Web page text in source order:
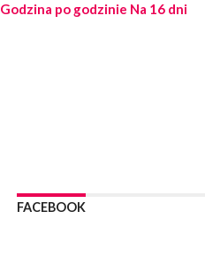
23 lipca 2026
POWIAT PROSZOWICE.
WYDARZENIA
Godzina po godzinie Na 16 dni
FACEBOOK